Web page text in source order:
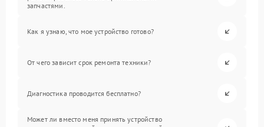
запчастями.
Как я узнаю, что мое устройство готово?
От чего зависит срок ремонта техники?
Диагностика проводится бесплатно?
Может ли вместо меня принять устройство